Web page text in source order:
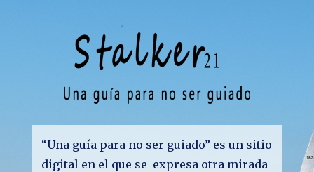
“Una guía para no ser guiado” es un sitio
digital en el que se expresa otra mirada